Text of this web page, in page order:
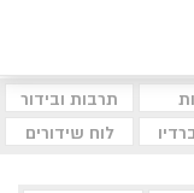
תרבות ובידור
לוח שידורים